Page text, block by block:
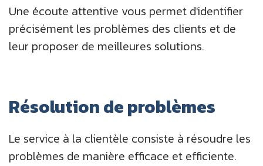
Une écoute attentive vous permet d'identifier
précisément les problèmes des clients et de
leur proposer de meilleures solutions.
Résolution de problèmes
Le service à la clientèle consiste à résoudre les
problèmes de manière efficace et efficiente.